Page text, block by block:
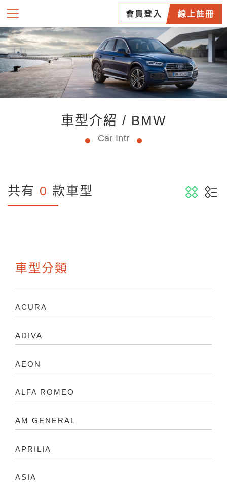
會員登入 線上註冊
車型介紹 / BMW
Car Intr
共有 0 款車型
車型分類
ACURA
ADIVA
AEON
ALFA ROMEO
AM GENERAL
APRILIA
ASIA